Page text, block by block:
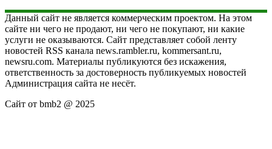
Данный сайт не является коммерческим проектом. На этом
сайте ни чего не продают, ни чего не покупают, ни какие
услуги не оказываются. Сайт представляет собой ленту
новостей RSS канала news.rambler.ru, kommersant.ru,
newsru.com. Материалы публикуются без искажения,
ответственность за достоверность публикуемых новостей
Администрация сайта не несёт.
Сайт от bmb2 @ 2025